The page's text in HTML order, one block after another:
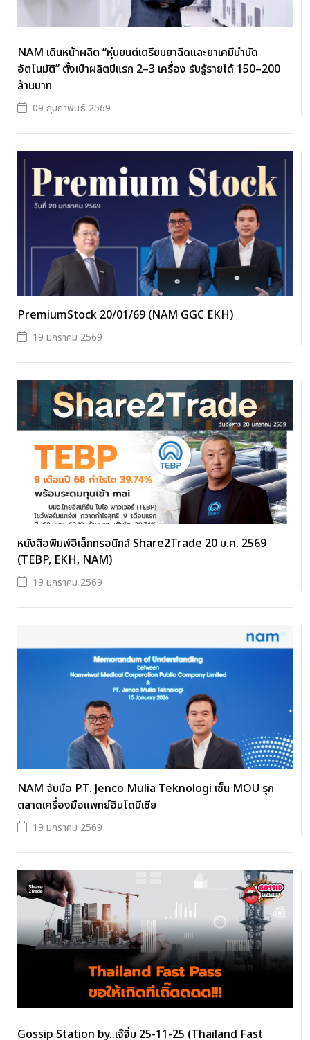
NAM เดินหน้าผลิต “หุ่นยนต์เตรียมยาฉีดและยาเคมีบำบัด
อัตโนมัติ” ตั้งเป้าผลิตปีแรก 2–3 เครื่อง รับรู้รายได้ 150–200
ล้านบาท
09 กุมภาพันธ์ 2569
PremiumStock 20/01/69 (NAM GGC EKH)
19 มกราคม 2569
หนังสือพิมพ์อิเล็กทรอนิกส์ Share2Trade 20 ม.ค. 2569
(TEBP, EKH, NAM)
19 มกราคม 2569
NAM จับมือ PT. Jenco Mulia Teknologi เซ็น MOU รุก
ตลาดเครื่องมือแพทย์อินโดนีเซีย
19 มกราคม 2569
Gossip Station by..เจ๊จิ๋ม 25-11-25 (Thailand Fast